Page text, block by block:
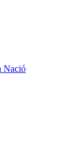
Nació